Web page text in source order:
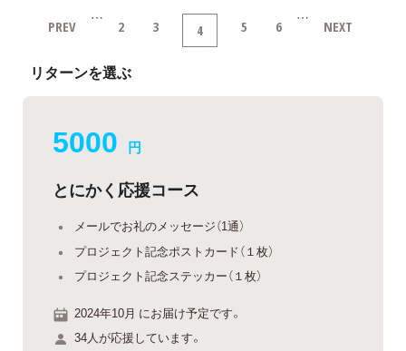
PREV … 2 3 4 5 6 … NEXT
リターンを選ぶ
5000 円
とにかく応援コース
メールでお礼のメッセージ（1通）
プロジェクト記念ポストカード（１枚）
プロジェクト記念ステッカー（１枚）
2024年10月 にお届け予定です。
34人が応援しています。